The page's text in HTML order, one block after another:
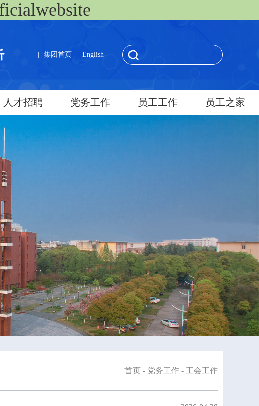
集团首页 English
人才招聘 党务工作 员工工作 员工之家
首页 - 党务工作 - 工会工作